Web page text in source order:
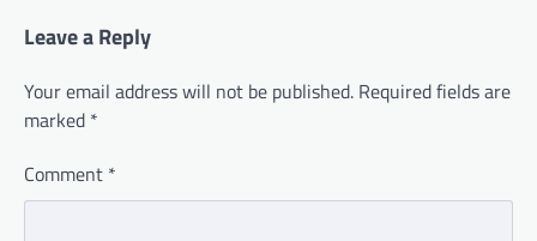
Leave a Reply
Your email address will not be published. Required fields are
marked *
Comment *